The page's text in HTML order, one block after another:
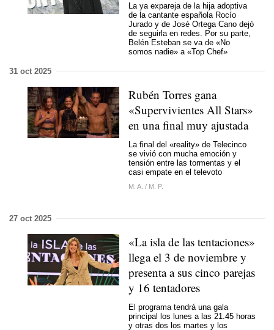
La ya expareja de la hija adoptiva
de la cantante española Rocío
Jurado y de José Ortega Cano dejó
de seguirla en redes. Por su parte,
Belén Esteban se va de «No
somos nadie» a «Top Chef»
31 oct 2025
Rubén Torres gana
«Supervivientes All Stars»
en una final muy ajustada
La final del «reality» de Telecinco
se vivió con mucha emoción y
tensión entre las tormentas y el
casi empate en el televoto
M. A. / M. P.
27 oct 2025
«La isla de las tentaciones»
llega el 3 de noviembre y
presenta a sus cinco parejas
y 16 tentadores
El programa tendrá una gala
principal los lunes a las 21.45 horas
y otras dos los martes y los